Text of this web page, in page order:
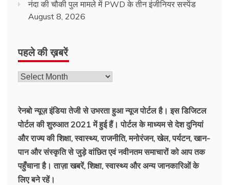
नंदा की चौकी पुल मामले में PWD के तीन इंजीनियर सस्पेंड
August 8, 2026
पहले की ख़बरें
रेनबो न्यूज़ इंडिया तेजी से उभरता हुआ न्‍यूज पोर्टल है। इस डिजिटल
पोर्टल की शुरुआत 2021 में हुई हैं। पोर्टल के माध्यम से देश दुनियां
और राज्य की शिक्षा, स्वास्थ्य, राजनीति, मनोरंजन, खेल, पर्यटन, खान-
पान और संस्कृति से जुड़े वांछित एवं नवीनतम समाचारों को आप तक
पहुँचाना है। ताज़ा खबरें, शिक्षा, स्वास्थ्य और अन्य जानकारिओं के
लिए बने रहें।